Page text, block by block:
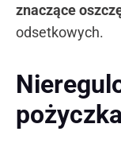
znaczące
odsetkowych.